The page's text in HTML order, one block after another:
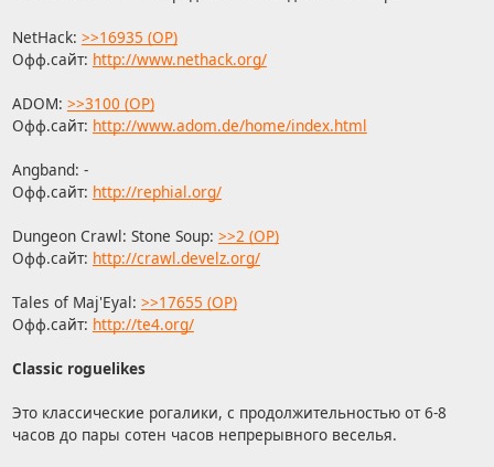
NetHack: >>16935 (OP)
Офф.сайт: http://www.nethack.org/
ADOM: >>3100 (OP)
Офф.сайт: http://www.adom.de/home/index.html
Angband: -
Офф.сайт: http://rephial.org/
Dungeon Crawl: Stone Soup: >>2 (OP)
Офф.сайт: http://crawl.develz.org/
Tales of Maj'Eyal: >>17655 (OP)
Офф.сайт: http://te4.org/
Classic roguelikes
Это классические рогалики, с продолжительностью от 6-8
часов до пары сотен часов непрерывного веселья.